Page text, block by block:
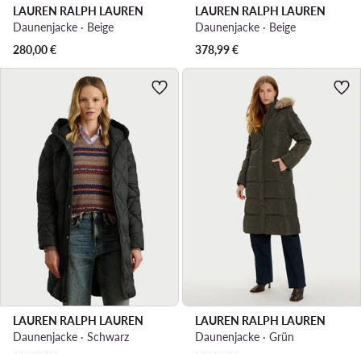
LAUREN RALPH LAUREN
Daunenjacke · Beige
280,00€
LAUREN RALPH LAUREN
Daunenjacke · Beige
378,99€
LAUREN RALPH LAUREN
Daunenjacke · Schwarz
LAUREN RALPH LAUREN
Daunenjacke · Grün